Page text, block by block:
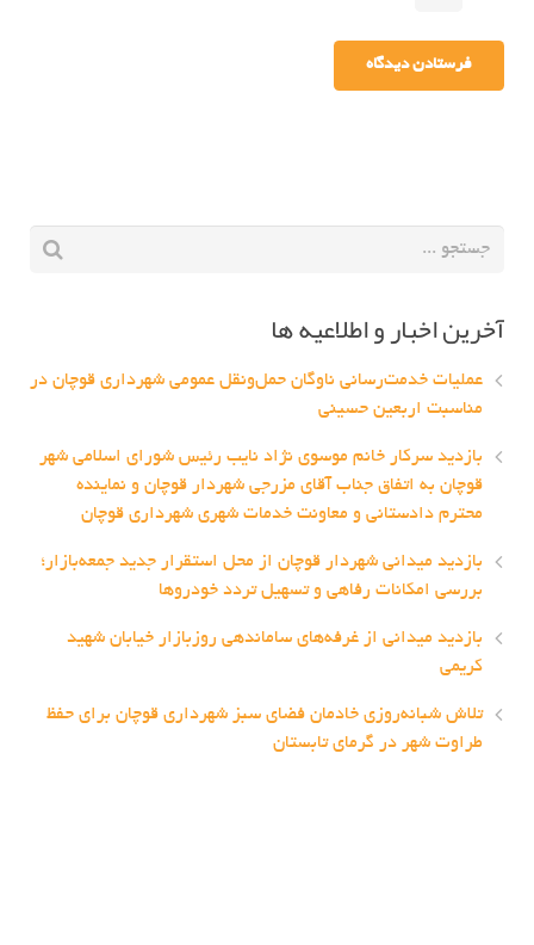
آخرین اخبار و اطلاعیه ها
عملیات خدمت‌رسانی ناوگان حمل‌ونقل عمومی شهرداری قوچان در
مناسبت اربعین حسینی
بازدید سرکار خانم موسوی نژاد نایب رئیس شورای اسلامی شهر
قوچان به اتفاق جناب آقای مزرجی شهردار قوچان و نماینده
محترم دادستانی و معاونت خدمات شهری شهرداری قوچان
بازدید میدانی شهردار قوچان از محل استقرار جدید جمعه‌بازار؛
بررسی امکانات رفاهی و تسهیل تردد خودروها
بازدید میدانی از غرفه‌های ساماندهی روزبازار خیابان شهید
کریمی
تلاش شبانه‌روزی خادمان فضای سبز شهرداری قوچان برای حفظ
طراوت شهر در گرمای تابستان